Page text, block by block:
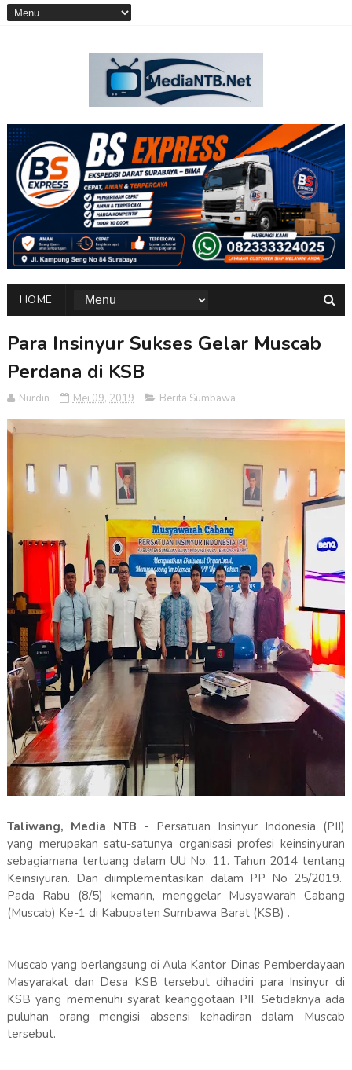
HOME
Para Insinyur Sukses Gelar Muscab
Perdana di KSB
Nurdin Mei 09, 2019 Berita Sumbawa
Taliwang, Media NTB - Persatuan Insinyur Indonesia (PII)
yang merupakan satu-satunya organisasi profesi keinsinyuran
sebagiamana tertuang dalam UU No. 11. Tahun 2014 tentang
Keinsiyuran. Dan diimplementasikan dalam PP No 25/2019.
Pada Rabu (8/5) kemarin, menggelar Musyawarah Cabang
(Muscab) Ke-1 di Kabupaten Sumbawa Barat (KSB) .
Muscab yang berlangsung di Aula Kantor Dinas Pemberdayaan
Masyarakat dan Desa KSB tersebut dihadiri para Insinyur di
KSB yang memenuhi syarat keanggotaan PII. Setidaknya ada
puluhan orang mengisi absensi kehadiran dalam Muscab
tersebut.